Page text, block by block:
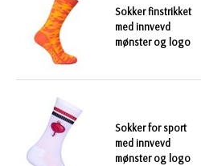
Sokker finstrikket
med innvevd
mønster og logo
Sokker for sport
med innvevd
mønster og logo